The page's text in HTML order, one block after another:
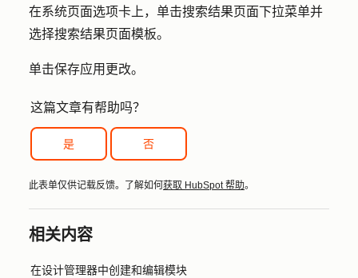
在系统页面选项卡上，单击搜索结果页面下拉菜单并
选择搜索结果页面模板。
单击保存应用更改。
这篇文章有帮助吗？
是 否
此表单仅供记载反馈。了解如何获取 HubSpot 帮助。
相关内容
在设计管理器中创建和编辑模块